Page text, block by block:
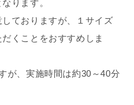
ります。
ておりますが、１サイズ
くことをおすすめしま
が、実施時間は約30～40分